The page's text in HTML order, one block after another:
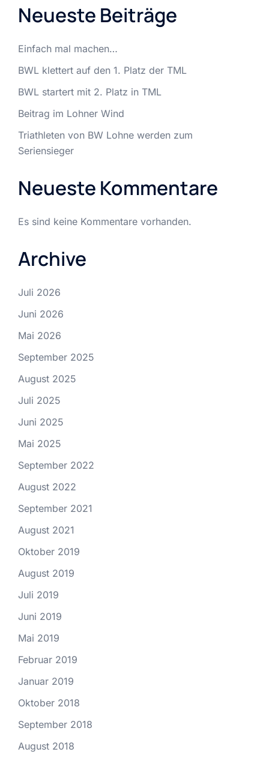
Neueste Beiträge
Einfach mal machen…
BWL klettert auf den 1. Platz der TML
BWL startert mit 2. Platz in TML
Beitrag im Lohner Wind
Triathleten von BW Lohne werden zum
Seriensieger
Neueste Kommentare
Es sind keine Kommentare vorhanden.
Archive
Juli 2026
Juni 2026
Mai 2026
September 2025
August 2025
Juli 2025
Juni 2025
Mai 2025
September 2022
August 2022
September 2021
August 2021
Oktober 2019
August 2019
Juli 2019
Juni 2019
Mai 2019
Februar 2019
Januar 2019
Oktober 2018
September 2018
August 2018